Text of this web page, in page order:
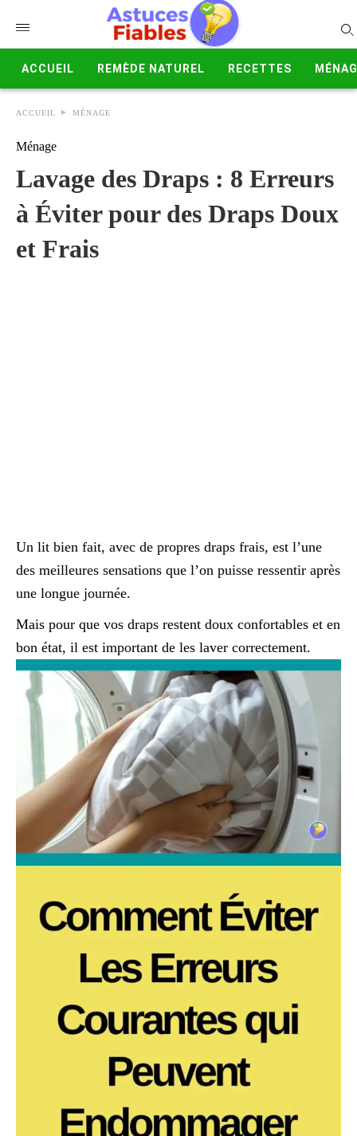
ACCUEIL REMÈDE NATUREL RECETTES
ACCUEIL MÉNAGE
Ménage
Lavage des Draps : 8 Erreurs
à Éviter pour des Draps Doux
et Frais
Un lit bien fait, avec de propres draps frais, est l’une
des meilleures sensations que l’on puisse ressentir après
une longue journée.
Mais pour que vos draps restent doux confortables et en
bon état, il est important de les laver correctement.